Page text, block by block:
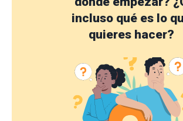
incluso qué es lo
quieres hacer?